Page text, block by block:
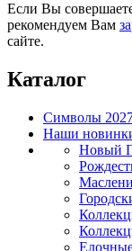
Если Вы
рекомендуем Вам
сайте.
Каталог
Символы
Наши
Новый